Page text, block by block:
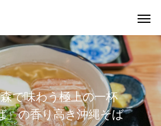
森で味わう極上の一杯
」の香り高き沖縄そば